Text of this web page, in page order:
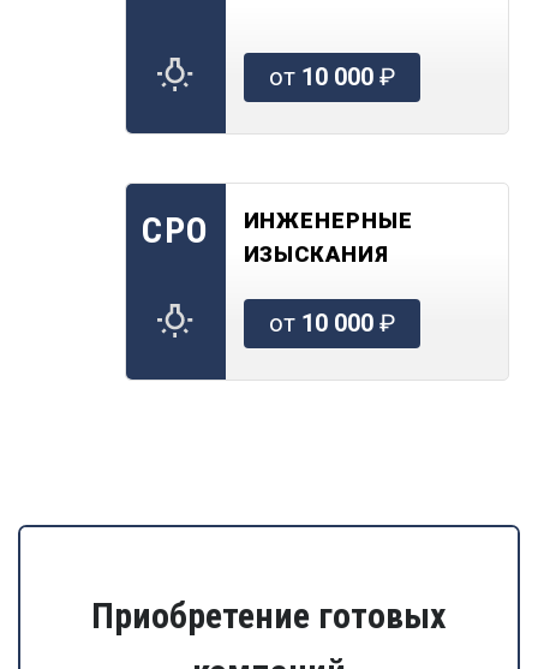
от 10 000₽
СРО
ИНЖЕНЕРНЫЕ
ИЗЫСКАНИЯ
от 10 000₽
Приобретение готовых